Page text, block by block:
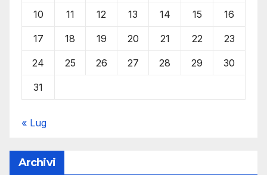
10 11 12 13 14 15 16
17 18 19 20 21 22 23
24 25 26 27 28 29 30
31
« Lug
Archivi